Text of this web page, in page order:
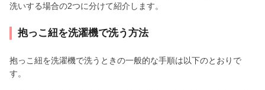
洗いする場合の2つに分けて紹介します。
抱っこ紐を洗濯機で洗う方法
抱っこ紐を洗濯機で洗うときの一般的な手順は以下のとおりで
す。